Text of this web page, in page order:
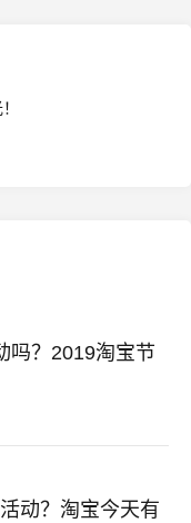
吗？2019淘宝节
动？淘宝今天有